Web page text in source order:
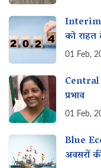
Interim
को
घोषणा की
01 Feb,
प्रभाव
01 Feb,
Blue
अवसरों